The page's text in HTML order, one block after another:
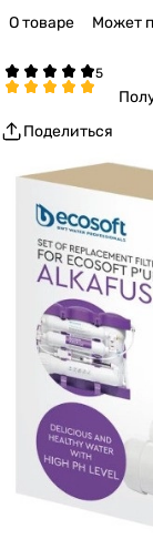
О товаре Может
Поделиться